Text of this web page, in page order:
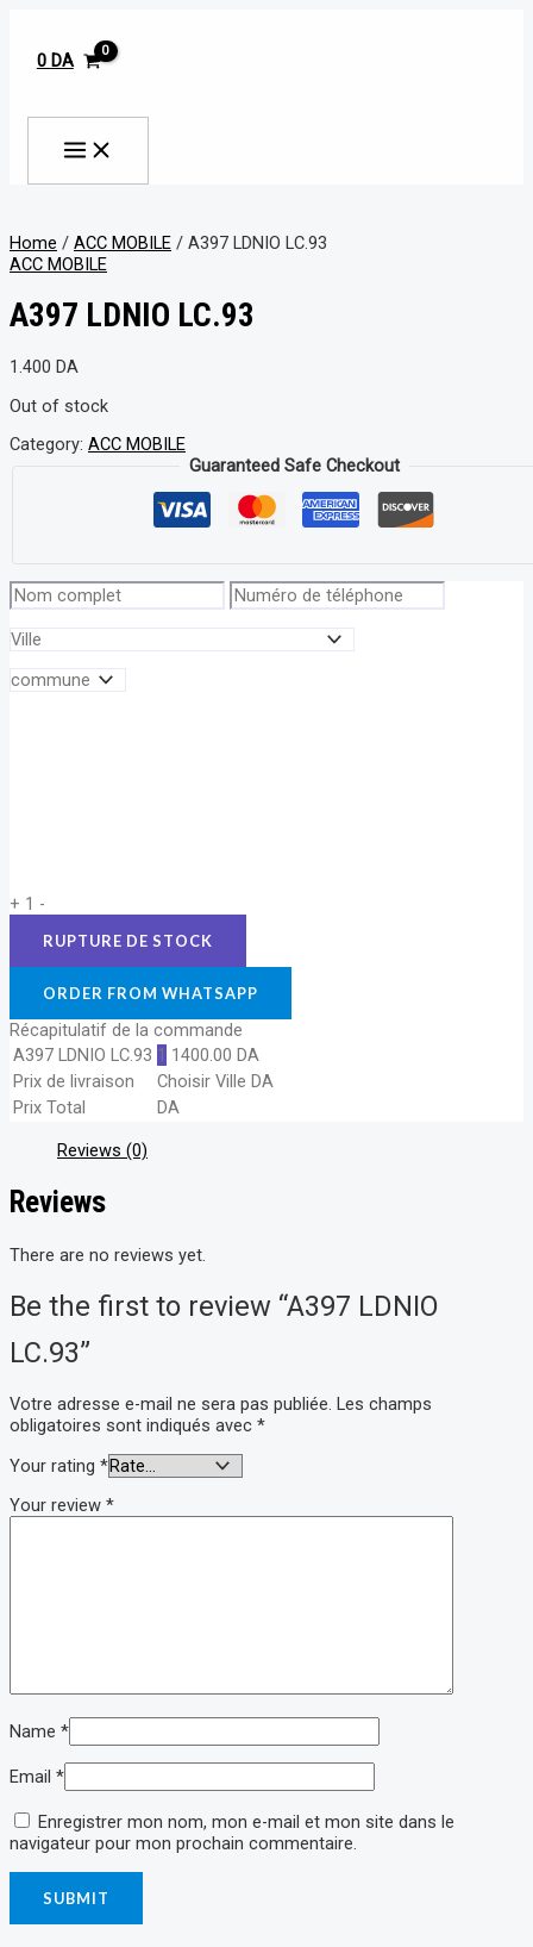
contenu
0 DA
Home / ACC MOBILE / A397 LDNIO LC.93
ACC MOBILE
A397 LDNIO LC.93
1.400 DA
Out of stock
Category: ACC MOBILE
Guaranteed Safe Checkout
+ 1 -
ORDER FROM WHATSAPP
Récapitulatif de la commande
A397 LDNIO LC.93 1 1400.00 DA
Prix de livraison
Choisir Ville DA
Prix Total
DA
Reviews (0)
Reviews
There are no reviews yet.
Be the first to review “A397 LDNIO
LC.93”
Votre adresse e-mail ne sera pas publiée. Les champs
obligatoires sont indiqués avec *
Your rating *
Your review *
Name *
Email *
Enregistrer mon nom, mon e-mail et mon site dans le
navigateur pour mon prochain commentaire.